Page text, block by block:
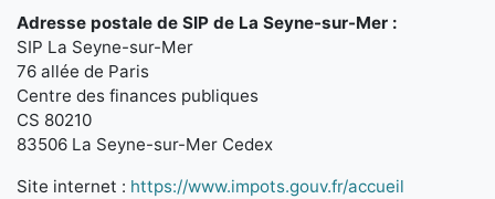
Adresse postale de SIP de La Seyne-sur-Mer :
SIP La Seyne-sur-Mer
76 allée de Paris
Centre des finances publiques
CS 80210
83506 La Seyne-sur-Mer Cedex
Site internet : https://www.impots.gouv.fr/accueil